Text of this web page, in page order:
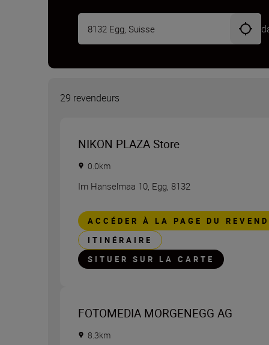
29 revendeurs
NIKON PLAZA Store
0.0km
Im Hanselmaa 10, Egg, 8132
ACCÉDER À LA PAGE DU
ITINÉRAIRE
SITUER SUR LA CARTE
FOTOMEDIA MORGENEGG AG
8.3km